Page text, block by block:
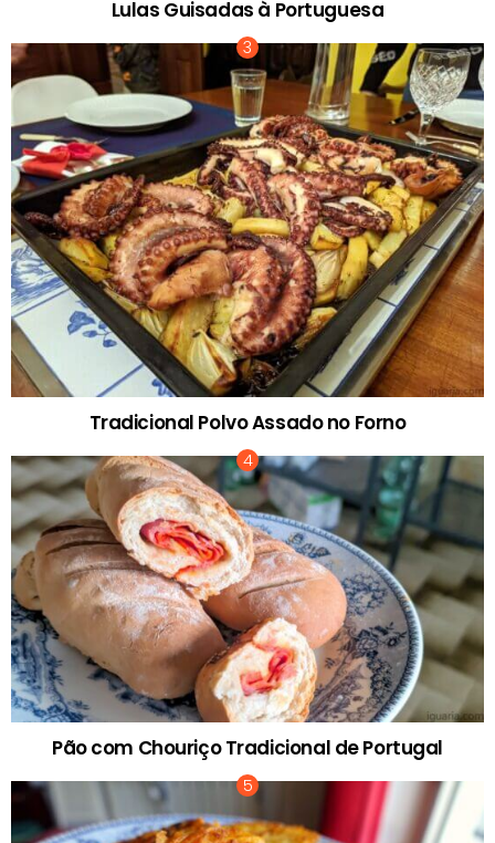
Lulas Guisadas à Portuguesa
Tradicional Polvo Assado no Forno
Pão com Chouriço Tradicional de Portugal